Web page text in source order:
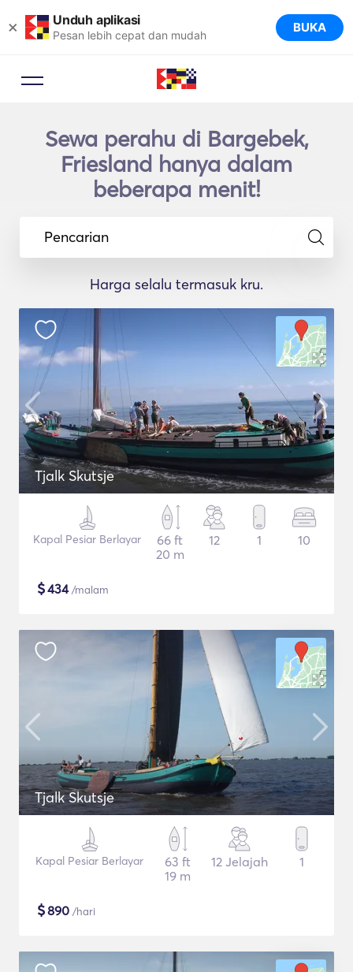
× Unduh aplikasi
Pesan lebih cepat dan mudah BUKA
Sewa perahu di Bargebek,
Friesland hanya dalam
beberapa menit!
Pencarian
Harga selalu termasuk kru.
Tjalk Skutsje
Kapal Pesiar Berlayar
66 ft
20 m
12 1 10
$434/malam
Tjalk Skutsje
Kapal Pesiar Berlayar
63 ft
19 m
12 Jelajah 1
$890 /hari